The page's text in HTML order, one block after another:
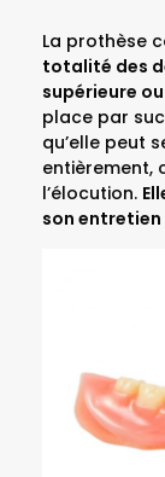
La prothèse
totalité des
supérieure
place par
qu’elle peut
entièrement,
l’élocution.
son